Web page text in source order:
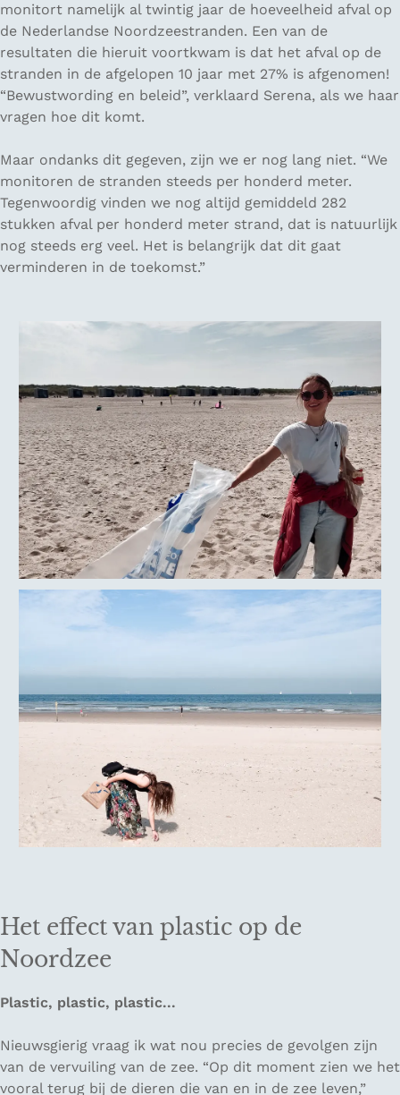
monitort namelijk al twintig jaar de hoeveelheid afval op
de Nederlandse Noordzeestranden. Een van de
resultaten die hieruit voortkwam is dat het afval op de
stranden in de afgelopen 10 jaar met 27% is afgenomen!
“Bewustwording en beleid”, verklaard Serena, als we haar
vragen hoe dit komt.
Maar ondanks dit gegeven, zijn we er nog lang niet. “We
monitoren de stranden steeds per honderd meter.
Tegenwoordig vinden we nog altijd gemiddeld 282
stukken afval per honderd meter strand, dat is natuurlijk
nog steeds erg veel. Het is belangrijk dat dit gaat
verminderen in de toekomst.”
Het effect van plastic op de
Noordzee
Plastic, plastic, plastic...
Nieuwsgierig vraag ik wat nou precies de gevolgen zijn
van de vervuiling van de zee. “Op dit moment zien we het
vooral terug bij de dieren die van en in de zee leven,”